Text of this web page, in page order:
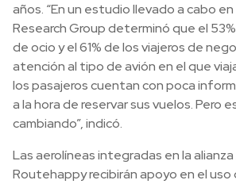
años. “En un estudio llevado a cabo
Research Group determinó que el
de ocio y el 61% de los viajeros de
atención al tipo de avión en el que
los pasajeros cuentan con poca
a la hora de reservar sus vuelos. Pero
cambiando”, indicó.
Las aerolíneas integradas en la
Routehappy recibirán apoyo en el